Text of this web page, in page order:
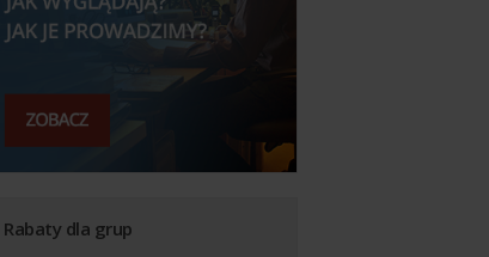
Rabaty dla grup